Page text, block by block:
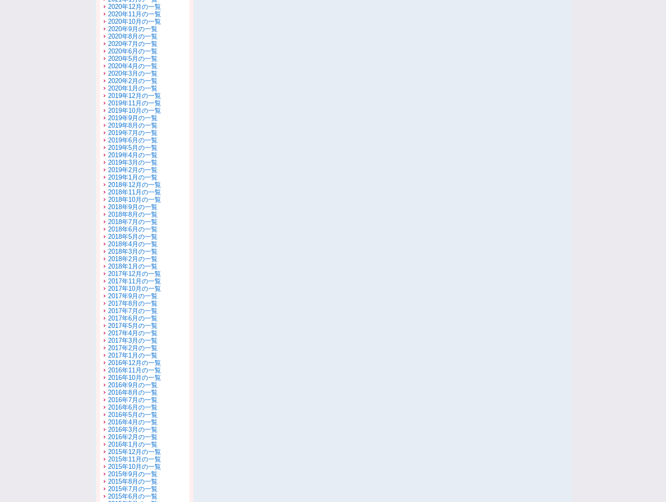
2020年12月の一覧
2020年11月の一覧
2020年10月の一覧
2020年9月の一覧
2020年8月の一覧
2020年7月の一覧
2020年6月の一覧
2020年5月の一覧
2020年4月の一覧
2020年3月の一覧
2020年2月の一覧
2020年1月の一覧
2019年12月の一覧
2019年11月の一覧
2019年10月の一覧
2019年9月の一覧
2019年8月の一覧
2019年7月の一覧
2019年6月の一覧
2019年5月の一覧
2019年4月の一覧
2019年3月の一覧
2019年2月の一覧
2019年1月の一覧
2018年12月の一覧
2018年11月の一覧
2018年10月の一覧
2018年9月の一覧
2018年8月の一覧
2018年7月の一覧
2018年6月の一覧
2018年5月の一覧
2018年4月の一覧
2018年3月の一覧
2018年2月の一覧
2018年1月の一覧
2017年12月の一覧
2017年11月の一覧
2017年10月の一覧
2017年9月の一覧
2017年8月の一覧
2017年7月の一覧
2017年6月の一覧
2017年5月の一覧
2017年4月の一覧
2017年3月の一覧
2017年2月の一覧
2017年1月の一覧
2016年12月の一覧
2016年11月の一覧
2016年10月の一覧
2016年9月の一覧
2016年8月の一覧
2016年7月の一覧
2016年6月の一覧
2016年5月の一覧
2016年4月の一覧
2016年3月の一覧
2016年2月の一覧
2016年1月の一覧
2015年12月の一覧
2015年11月の一覧
2015年10月の一覧
2015年9月の一覧
2015年8月の一覧
2015年7月の一覧
2015年6月の一覧